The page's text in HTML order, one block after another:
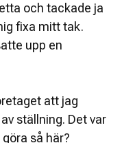
och tackade ja
fixa mitt tak.
upp en
att jag
ställning. Det var
så här?